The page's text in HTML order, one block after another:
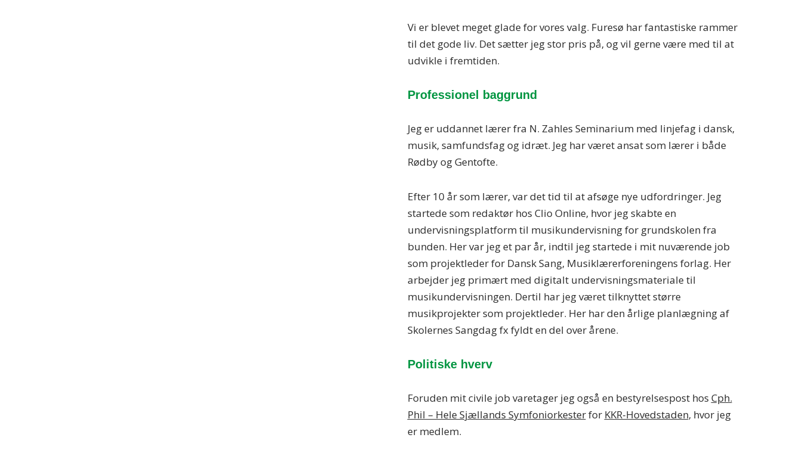
Vi er blevet meget glade for vores valg. Furesø har fantastiske rammer
til det gode liv. Det sætter jeg stor pris på, og vil gerne være med til at
udvikle i fremtiden.
Professionel baggrund
Jeg er uddannet lærer fra N. Zahles Seminarium med linjefag i dansk,
musik, samfundsfag og idræt. Jeg har været ansat som lærer i både
Rødby og Gentofte.
Efter 10 år som lærer, var det tid til at afsøge nye udfordringer. Jeg
startede som redaktør hos Clio Online, hvor jeg skabte en
undervisningsplatform til musikundervisning for grundskolen fra
bunden. Her var jeg et par år, indtil jeg startede i mit nuværende job
som projektleder for Dansk Sang, Musiklærerforeningens forlag. Her
arbejder jeg primært med digitalt undervisningsmateriale til
musikundervisningen. Dertil har jeg været tilknyttet større
musikprojekter som projektleder. Her har den årlige planlægning af
Skolernes Sangdag fx fyldt en del over årene.
Politiske hverv
Foruden mit civile job varetager jeg også en bestyrelsespost hos Cph.
Phil – Hele Sjællands Symfoniorkesterfor KKR-Hovedstaden, hvor jeg
er medlem.